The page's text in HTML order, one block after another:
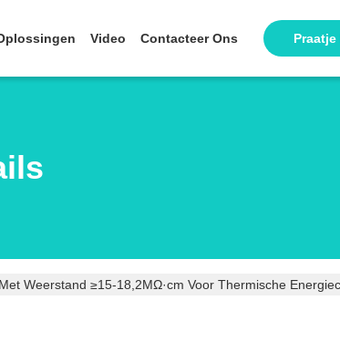
Video Contacteer Ons Praatje
Weerstand ≥15-18,2MΩ·cm Voor Thermische